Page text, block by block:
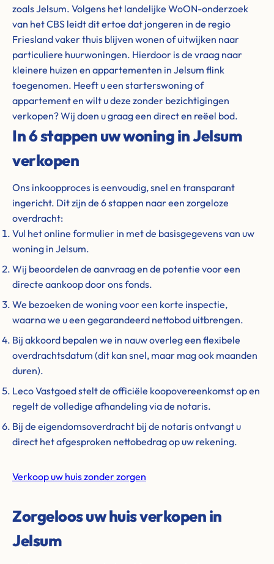
zoals Jelsum. Volgens het landelijke WoON-onderzoek
van het CBS leidt dit ertoe dat jongeren in de regio
Friesland vaker thuis blijven wonen of uitwijken naar
particuliere huurwoningen. Hierdoor is de vraag naar
kleinere huizen en appartementen in Jelsum flink
toegenomen. Heeft u een starterswoning of
appartement en wilt u deze zonder bezichtigingen
verkopen? Wij doen u graag een direct en reëel bod.
In 6 stappen uw woning in Jelsum
verkopen
Ons inkoopproces is eenvoudig, snel en transparant
ingericht. Dit zijn de 6 stappen naar een zorgeloze
overdracht:
Vul het online formulier in met de basisgegevens van uw
woning in Jelsum.
Wij beoordelen de aanvraag en de potentie voor een
directe aankoop door ons fonds.
We bezoeken de woning voor een korte inspectie,
waarna we u een gegarandeerd nettobod uitbrengen.
Bij akkoord bepalen we in nauw overleg een flexibele
overdrachtsdatum (dit kan snel, maar mag ook maanden
duren).
Leco Vastgoed stelt de officiële koopovereenkomst op en
regelt de volledige afhandeling via de notaris.
Bij de eigendomsoverdracht bij de notaris ontvangt u
direct het afgesproken nettobedrag op uw rekening.
Verkoop uw huis zonder zorgen
Zorgeloos uw huis verkopen in
Jelsum